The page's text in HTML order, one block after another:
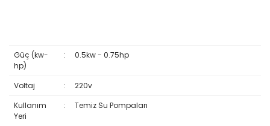
Güç (kw-
hp)
: 0.5kw - 0.75hp
Voltaj :
220v
Kullanım
Yeri
: Temiz Su Pompaları